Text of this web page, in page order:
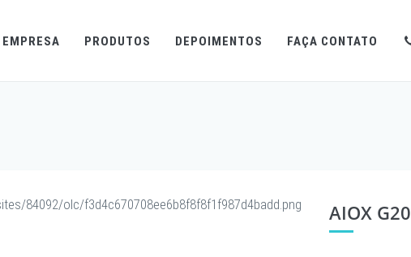
EMPRESA PRODUTOS DEPOIMENTOS FAÇA CONTATO
AIOX